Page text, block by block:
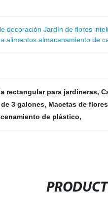
decoración Jardín de flores
alimentos almacenamiento de
rectangular para jardineras,
3 galones, Macetas de
de plástico,